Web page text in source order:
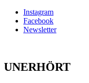
Instagram
Facebook
Newsletter
UNERHÖRT